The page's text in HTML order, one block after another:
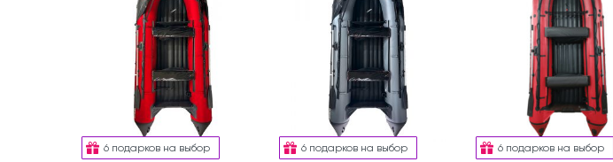
6 подарков на выбор 6 подарков на выбор 6 подарков на выбор